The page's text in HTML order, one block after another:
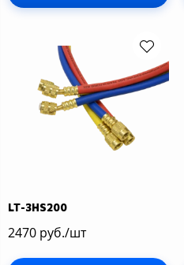
LT-3HS200
2470 руб./шт